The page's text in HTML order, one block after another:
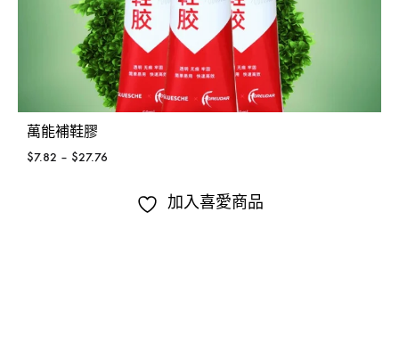
萬能補鞋膠
$7.82 – $27.76
加入喜愛商品